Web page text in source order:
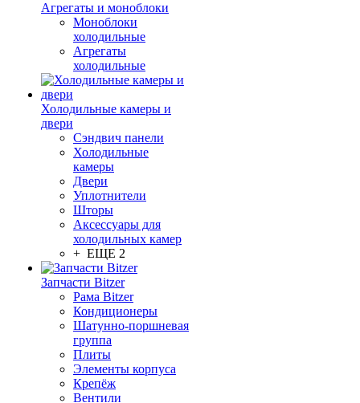
Агрегаты и моноблоки
Моноблоки
холодильные
Агрегаты
холодильные
Холодильные камеры и
двери
Сэндвич панели
Холодильные
камеры
Двери
Уплотнители
Шторы
Аксессуары для
холодильных камер
+ ЕЩЕ 2
Запчасти Bitzer
Рама Bitzer
Кондиционеры
Шатунно-поршневая
группа
Плиты
Элементы корпуса
Крепёж
Вентили